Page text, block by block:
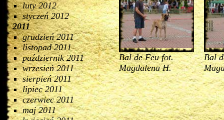
luty 2012
styczeń 2012
2011
grudzień 2011
listopad 2011
październik 2011
wrzesień 2011
sierpień 2011
lipiec 2011
czerwiec 2011
maj 2011
Bal de Feu fot.
Magdalena H.
Bal